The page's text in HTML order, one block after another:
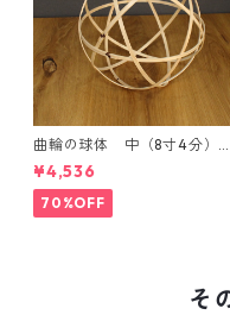
曲輪の球体 中（8寸4分）
【エンブレムオブジェ発売記
念・限定特別価格】
¥4,536
70%OFF
そ